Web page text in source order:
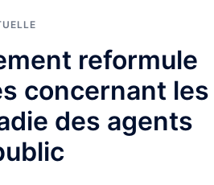
reformule
concernant les
des agents